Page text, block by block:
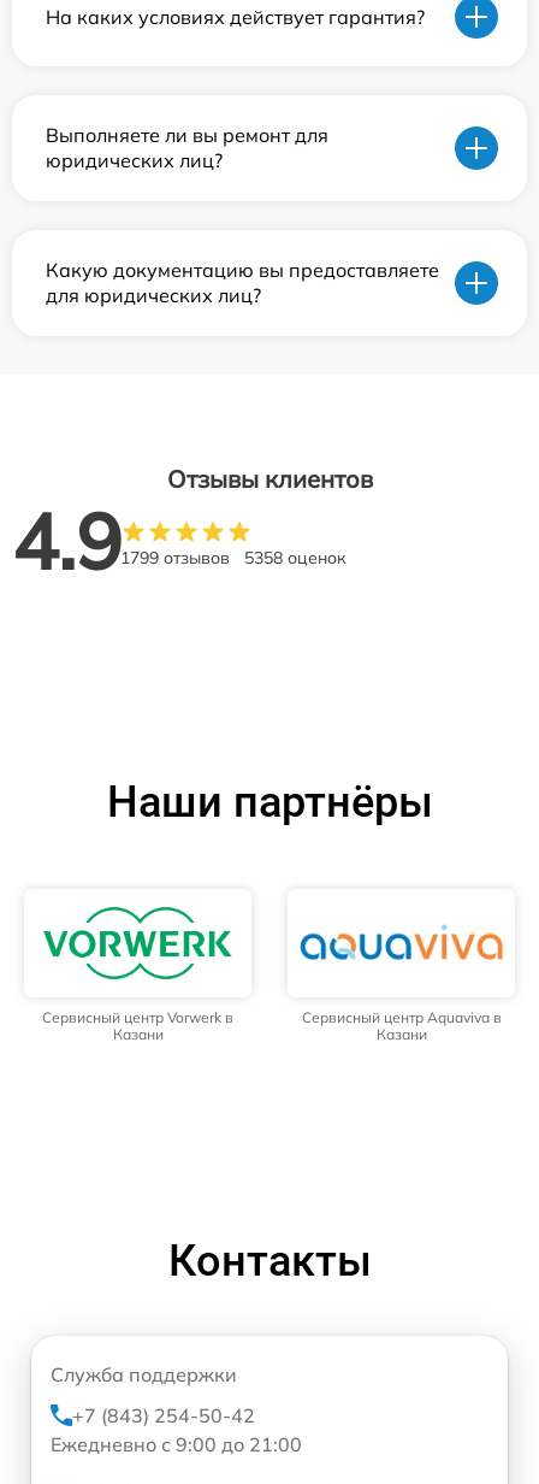
На каких условиях действует гарантия?
Выполняете ли вы ремонт для
юридических лиц?
Какую документацию вы предоставляете
для юридических лиц?
Отзывы клиентов
4.91799 отзывов 5358 оценок
Наши партнёры
Сервисный центр Vorwerk в
Казани
Сервисный центр Aquaviva в
Казани
Контакты
Служба поддержки
+7 (843) 254-50-42
Ежедневно с 9:00 до 21:00